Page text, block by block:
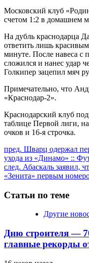
Московский клуб
счетом 1:2 в домашнем
На дубль краснодарца
ответить лишь
минуте. После навеса с
сложился и нанес удар
Голкипер зацепил мяч
Примечательно, что
«Краснодар-2».
Краснодарский клуб
таблице Первой лиги,
очков и 16-я строчка.
Продолжить
чтение
пред. Шварц одержал
ухода из «Динамо» ::
след. Абаскаль заявил,
«Зенита» первым
Статьи по теме
Другие
Дню строителя —
главные рекорды